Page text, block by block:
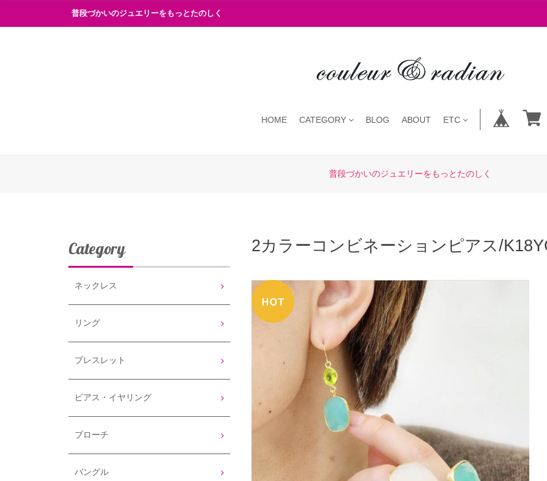
普段づかいのジュエリーをもっとたのしく
HOME CATEGORY BLOG ABOUT ETC
普段づかいのジュエリーをもっとたのしく
2カラーコンビネーションピアス/
Category
ネックレス
リング
ブレスレット
ピアス・イヤリング
ブローチ
バングル